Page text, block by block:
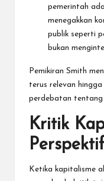
pemerintah
menegakkan
publik seperti
bukan
Pemikiran Smith
terus relevan
perdebatan tentang
Kritik
Ketika kapitalisme